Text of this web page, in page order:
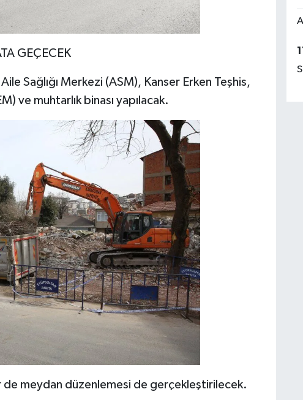
GEÇECEK
Sağlığı Merkezi (ASM), Kanser Erken Teşhis,
ve muhtarlık binası yapılacak.
de meydan düzenlemesi de gerçekleştirilecek.